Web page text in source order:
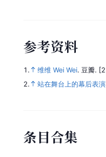
参考资料
1. 维维 Wei Wei. 豆瓣.
2.
站在舞台上的幕后表
条目合集